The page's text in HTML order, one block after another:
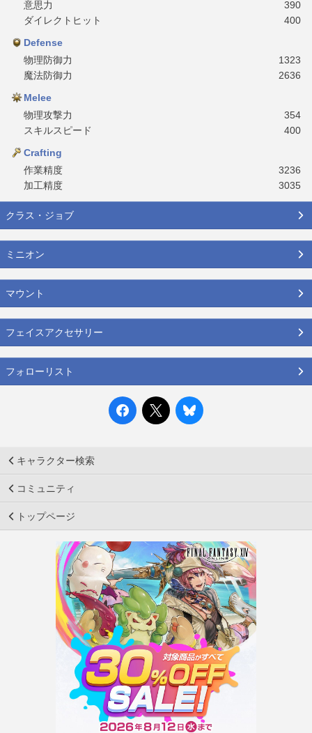
意思力
390
ダイレクトヒット
400
Defense
物理防御力
1323
魔法防御力
2636
Melee
物理攻撃力
354
スキルスピード
400
Crafting
作業精度
3236
加工精度
3035
クラス・ジョブ
ミニオン
マウント
フェイスアクセサリー
フォローリスト
キャラクター検索
コミュニティ
トップページ